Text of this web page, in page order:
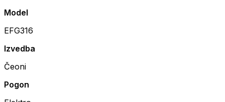
Model
EFG316
Izvedba
Čeoni
Pogon